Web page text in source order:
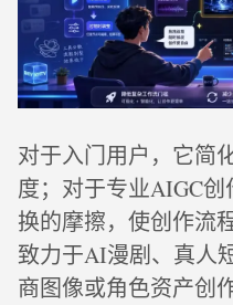
对于入门用户，它简
度；对于专业AIGC
换的摩擦，使创作流
致力于AI漫剧、真人
商图像或角色资产创